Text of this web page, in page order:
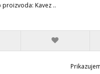
proizvoda: Kavez ..